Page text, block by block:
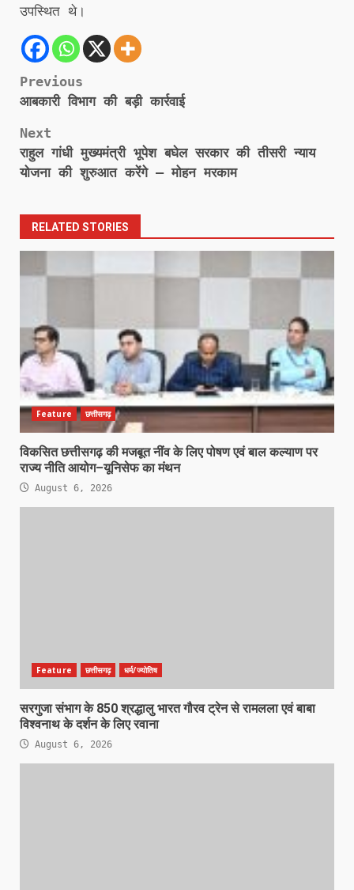
उपस्थित थे।
Post
Previous
आबकारी विभाग की बड़ी कार्रवाई
Next
राहुल गांधी मुख्यमंत्री भूपेश बघेल सरकार की तीसरी न्याय
योजना की शुरुआत करेंगे – मोहन मरकाम
RELATED STORIES
Feature छत्तीसगढ़
विकसित छत्तीसगढ़ की मजबूत नींव के लिए पोषण एवं बाल कल्याण पर
राज्य नीति आयोग–यूनिसेफ का मंथन
August 6, 2026
Feature छत्तीसगढ़ धर्म/ज्योतिष
सरगुजा संभाग के 850 श्रद्धालु भारत गौरव ट्रेन से रामलला एवं बाबा
विश्वनाथ के दर्शन के लिए रवाना
August 6, 2026